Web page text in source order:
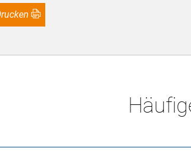
Drucken